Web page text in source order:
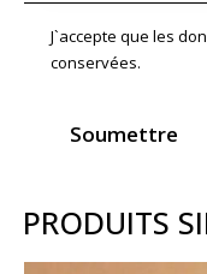
J`accepte que les
conservées.
PRODUITS